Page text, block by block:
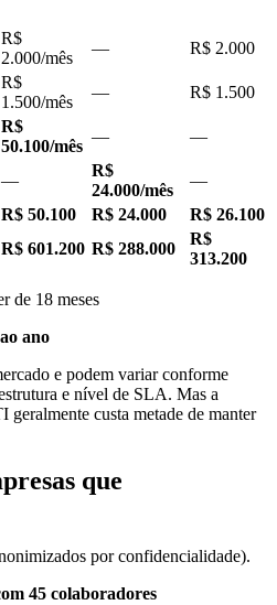
R$
2.000/mês
— R$ 2.000
R$
1.500/mês
— R$ 1.500
R$
50.100/mês
— —
—
R$
24.000/mês
—
R$ 50.100 R$ 24.000
R$ 26.100
R$ 601.200 R$ 288.000
R$
313.200
de 18 meses
ano
e podem variar conforme
e nível de SLA. Mas a
geralmente custa metade de manter
que
por confidencialidade).
45 colaboradores